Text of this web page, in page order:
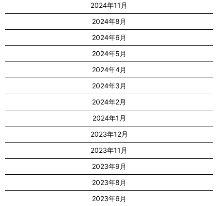
2024年11月
2024年8月
2024年6月
2024年5月
2024年4月
2024年3月
2024年2月
2024年1月
2023年12月
2023年11月
2023年9月
2023年8月
2023年6月